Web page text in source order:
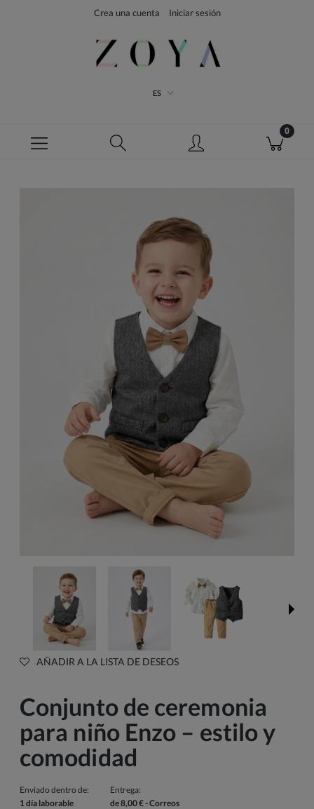
Crea una cuenta Iniciar sesión
ES
AÑADIR A LA LISTA DE DESEOS
Conjunto de ceremonia
para niño Enzo – estilo y
comodidad
Enviado dentro de:
1 día laborable
Entrega:
de 8,00 €- Correos